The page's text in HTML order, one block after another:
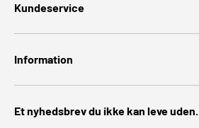
Kundeservice
Information
Et nyhedsbrev du ikke kan leve uden.